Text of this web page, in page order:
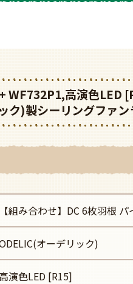
WF732P1,高演色LED
ク)製シーリングファン
【組み合わせ】DC 6枚羽根
オーデリック)
演色LED [R15]